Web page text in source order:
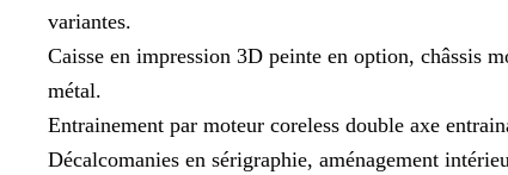
variantes.
Caisse en impression 3D peinte en option, châssis
métal.
Entrainement par moteur coreless double axe
Décalcomanies en sérigraphie, aménagement